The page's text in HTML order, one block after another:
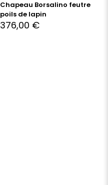
Chapeau Borsalino feutre
poils de lapin
376,00 €